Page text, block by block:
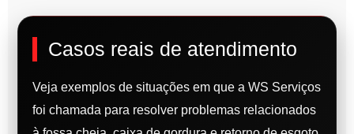
Casos reais de atendimento
Veja exemplos de situações em que a WS Serviços
foi chamada para resolver problemas relacionados